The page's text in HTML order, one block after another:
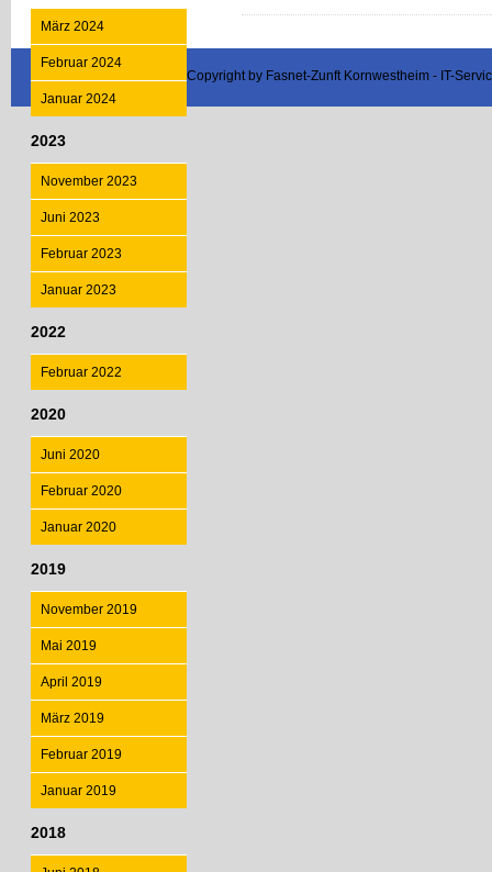
März 2024
Februar 2024
Januar 2024
2023
November 2023
Juni 2023
Februar 2023
Januar 2023
2022
Februar 2022
2020
Juni 2020
Februar 2020
Januar 2020
2019
November 2019
Mai 2019
April 2019
März 2019
Februar 2019
Januar 2019
2018
Copyright by Fasnet-Zunft Kornwestheim - IT-